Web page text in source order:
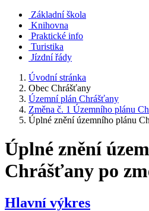
Základní škola
Knihovna
Praktické info
Turistika
Jízdní řády
Úvodní stránka
Obec Chrášťany
Územní plán Chrášťany
Změna č. 1 Územního plánu
Úplné znění územního plánu
Úplné znění
Chrášťany po
Hlavní výkres